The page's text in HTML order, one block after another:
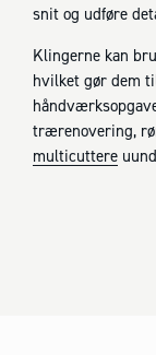
snit og udføre
Klingerne kan
hvilket gør dem
trærenovering,
multicuttere